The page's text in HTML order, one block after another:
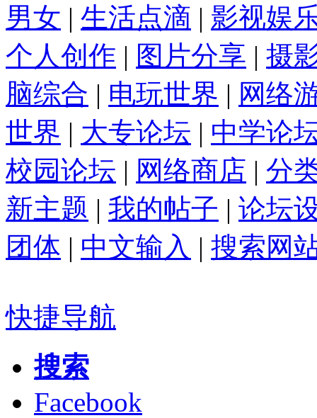
男女 | 生活点滴 | 影视娱
个人创作 | 图片分享 | 摄
脑综合 | 电玩世界 | 网络
世界 | 大专论坛 | 中学论
校园论坛 | 网络商店 | 分
新主题 | 我的帖子 | 论坛
团体 | 中文输入 | 搜索网
快捷导航
搜索
Facebook